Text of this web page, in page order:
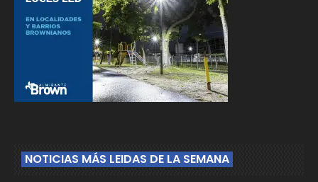
NOTICIAS MÁS LEIDAS DE LA SEMANA